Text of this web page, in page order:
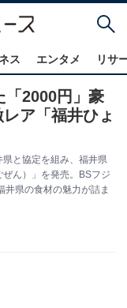
ス エンタメ リサ
「2000円」豪
ア「福井ひょ
と協定を組み、福井県
ん）」を発売。BSフジ
井県の食材の魅力が詰ま